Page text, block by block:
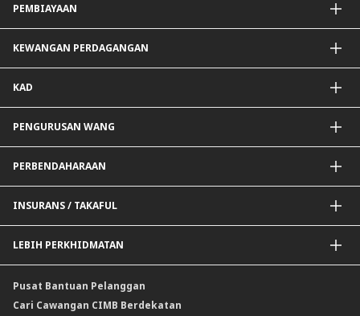
Deposit & Pelaburan Tetap
Instrumen Lain
PEMBIAYAAN
Pembiayaan Modal Kerja Am
Pembiayaan Pakej
Pembiayaan Peralatan
Pembiayaan Skim Kerajaan / BNM
Pembiayaan Projek
Rangkuman Kewangan BNM untuk PKS
Pembiayaan Perusahaan Automotif
KEWANGAN PERDAGANGAN
ExportTrades@CIMB
Guarantees@CIMB
Perkhidmatan Tambahan
Borang Permohonan Perdagangan
KAD
Kad Kredit
Penyelesaian Kad Korporat
PENGURUSAN WANG
Kutipan@CIMB
Saluran Penyampaian
PERBENDAHARAAN
Kadar Faedah
Kadar Keuntungan
Penyelesaian Perlindungan Nilai Komoditi
INSURANS / TAKAFUL
Insurans Am / Takaful
LEBIH PERKHIDMATAN
Pusat Bantuan Pelanggan
Cari Cawangan CIMB Berdekatan